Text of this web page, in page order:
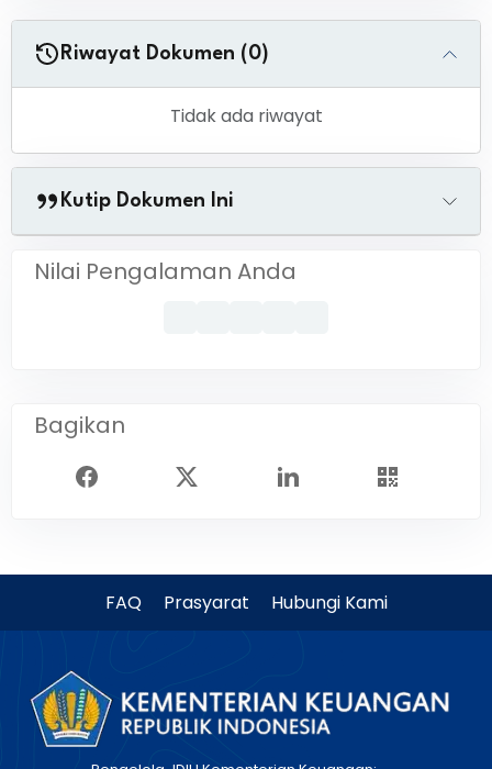
Riwayat Dokumen (0)
Tidak ada riwayat
Kutip Dokumen Ini
Nilai Pengalaman Anda
Bagikan
FAQ Prasyarat Hubungi Kami